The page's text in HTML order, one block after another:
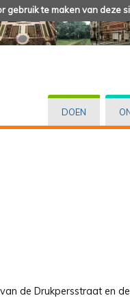
te maken van deze
DOEN
de Drukpersstraat en